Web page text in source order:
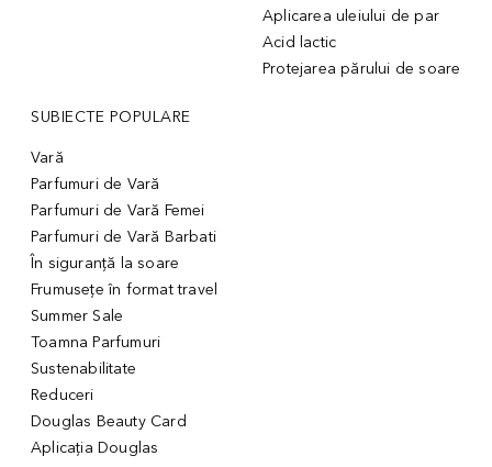
Aplicarea uleiului de par
Acid lactic
Protejarea părului de soare
SUBIECTE POPULARE
Vară
Parfumuri de Vară
Parfumuri de Vară Femei
Parfumuri de Vară Barbati
În siguranță la soare
Frumusețe în format travel
Summer Sale
Toamna Parfumuri
Sustenabilitate
Reduceri
Douglas Beauty Card
Aplicația Douglas